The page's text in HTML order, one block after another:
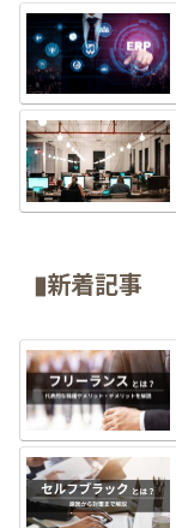
▮新着記事